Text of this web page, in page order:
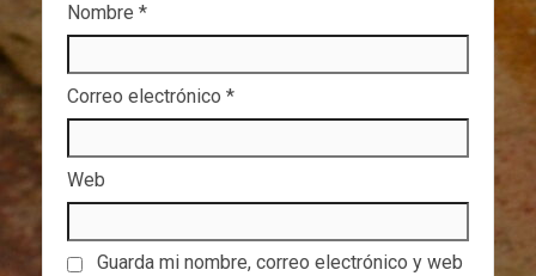
Nombre *
Correo electrónico *
Web
Guarda mi nombre, correo electrónico y web